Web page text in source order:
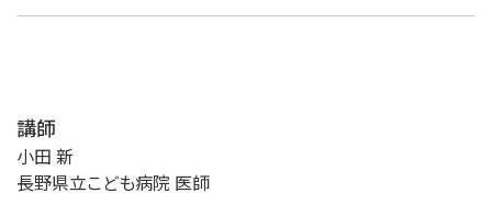
講師
小田 新
長野県立こども病院 医師